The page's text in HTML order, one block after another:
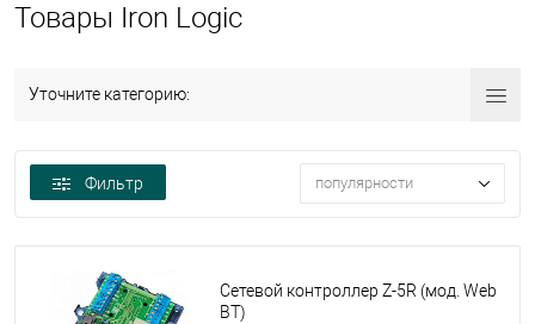
Товары Iron Logic
Уточните категорию:
Фильтр популярности
Сетевой контроллер Z-5R (мод. Web
BT)